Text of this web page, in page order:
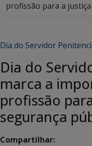
profissão para a
Dia do Servidor
Dia do
marca a
profissão
segurança
Compartilhar: